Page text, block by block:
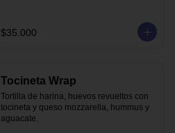
$35.000
Tocineta Wrap
Tortilla de harina, huevos revueltos con
tocineta y queso mozzarella, hummus y
aguacate.